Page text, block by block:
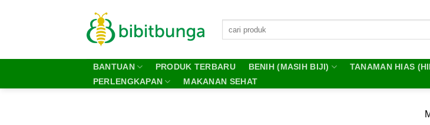
BANTUAN PRODUK TERBARU BENIH (MASIH BIJI) TANAMAN HIAS
PERLENGKAPAN
MAKANAN SEHAT